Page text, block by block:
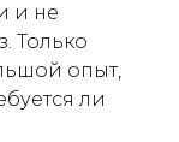
и не
Только
опыт,
ли